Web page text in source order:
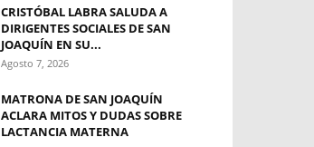
CRISTÓBAL LABRA SALUDA A
DIRIGENTES SOCIALES DE SAN
JOAQUÍN EN SU...
Agosto 7, 2026
MATRONA DE SAN JOAQUÍN
ACLARA MITOS Y DUDAS SOBRE
LACTANCIA MATERNA